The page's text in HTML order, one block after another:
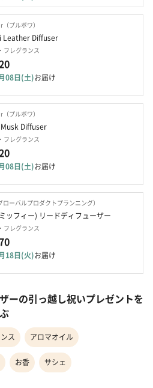
プルボワ）
Leather Diffuser
フレグランス
08日(土)お届け
プルボワ）
Diffuser
フレグランス
08日(土)お届け
ローバルプロダクトプランニング）
ッフィー) リードディフューザー
フレグランス
18日(火)お届け
ーの引っ越し祝いプレゼントを
ス アロマオイル
お香 サシェ